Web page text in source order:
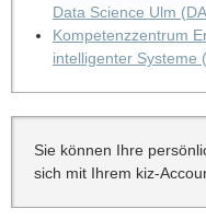
Data Science Ulm
Kompetenzzentrum
intelligenter Systeme
Sie können Ihre
sich mit Ihrem kiz-